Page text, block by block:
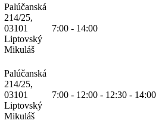
Palúčanská
214/25,
03101
Liptovský
Mikuláš
7:00 - 14:00
Palúčanská
214/25,
03101
Liptovský
Mikuláš
7:00 - 12:00 - 12:30 - 14:00